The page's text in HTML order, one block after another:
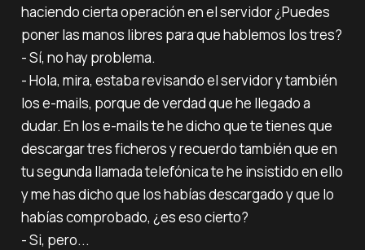
haciendo cierta operación en el servidor ¿Puedes
poner las manos libres para que hablemos los tres?‌‌
- Sí, no hay problema.‌‌
- Hola, mira, estaba revisando el servidor y también
los e-mails, porque de verdad que he llegado a
dudar. En los e-mails te he dicho que te tienes que
descargar tres ficheros y recuerdo también que en
tu segunda llamada telefónica te he insistido en ello
y me has dicho que los habías descargado y que lo
habías comprobado, ¿es eso cierto?‌‌
- Si, pero...‌‌